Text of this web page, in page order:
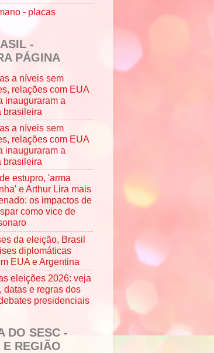
- placas
-
PÁGINA
a níveis sem
relações com EUA
inauguraram a
brasileira
a níveis sem
relações com EUA
inauguraram a
brasileira
estupro, 'arma
e Arthur Lira mais
os impactos de
como vice de
da eleição, Brasil
diplomáticas
EUA e Argentina
eleições 2026: veja
datas e regras dos
presidenciais
DO SESC -
E REGIÃO